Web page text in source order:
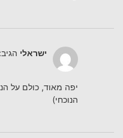
ישראלי הגיב:
יפה מאוד, כולם על
הנוכחי)